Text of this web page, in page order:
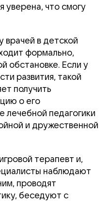
уверена, что смогу
врачей в детской
формально,
обстановке. Если у
развития, такой
получить
о его
лечебной педагогики
и дружественной
терапевт и,
наблюдают
проводят
беседуют с